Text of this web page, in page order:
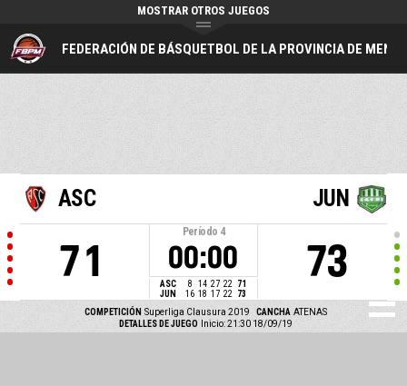
FEDERACIÓN DE BÁSQUETBOL DE LA PROVINCIA DE
MOSTRAR OTROS JUEGOS
ASC
71
Período 4
00:00
ASC 8 14 27 22
71
JUN
16 18 17 22 73
JUN
73
COMPETICIÓN Superliga Clausura 2019 CANCHA ATENAS
DETALLES DE JUEGO
Inicio: 21:30 18/09/19